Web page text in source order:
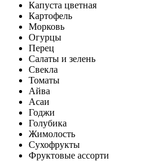
Капуста цветная
Картофель
Морковь
Огурцы
Перец
Салаты и зелень
Свекла
Томаты
Айва
Асаи
Годжи
Голубика
Жимолость
Сухофрукты
Фруктовые ассорти